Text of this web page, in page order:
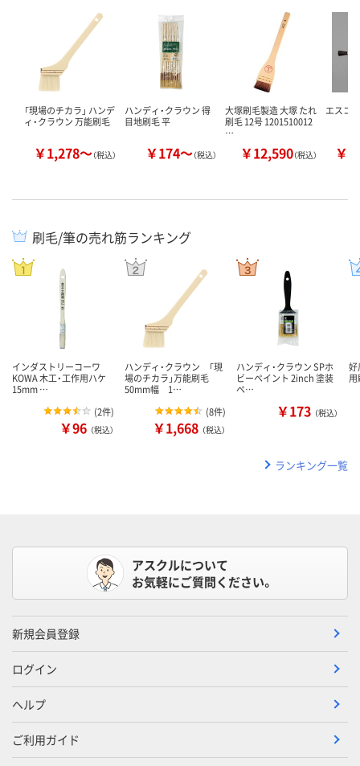
「現場のチカラ」 ハンデ
ィ・クラウン 万能刷毛
￥1,278～（税込）
ハンディ・クラウン 得
目地刷毛 平
￥174～（税込）
大塚刷毛製造 大塚 たれ
刷毛 12号 1201510012
…
￥12,590（税込）
エスコ
￥
刷毛/筆の売れ筋ランキング
インダストリーコーワ
KOWA 木工・工作用ハケ
15mm …
(2件)
￥96 （税込）
ハンディ・クラウン 「現
場のチカラ」万能刷毛
50mm幅 1…
(8件)
￥1,668 （税込）
ハンディ・クラウン SPホ
ビーペイント 2inch 塗装
ペ…
￥173 （税込）
好
ランキング一覧
アスクルについて
お気軽にご質問ください。
新規会員登録
ログイン
ヘルプ
ご利用ガイド